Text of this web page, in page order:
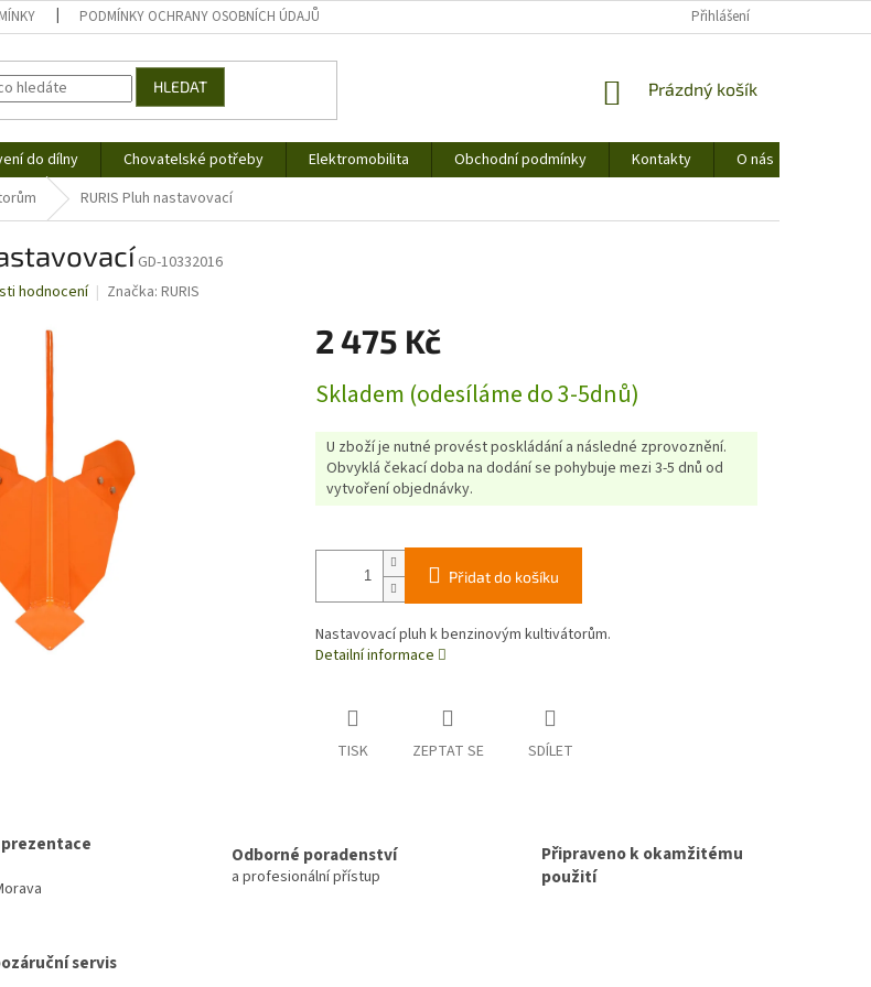
PODMÍNKY OCHRANY OSOBNÍCH ÚDAJŮ Přihlášení
HLEDAT
NÁKUPNÍ
Prázdný košík
do dílny Chovatelské potřeby Elektromobilita Obchodní podmínky Kontakty
O nás
RURIS Pluh nastavovací
GD-10332016
hodnocení Značka: RURIS
2 475 Kč
cena:
Skladem (odesíláme do 3-5dnů)
U zboží je nutné provést poskládání a následné zprovoznění.
Obvyklá čekací doba na dodání se pohybuje mezi 3-5 dnů od
vytvoření objednávky.
Přidat do košíku
Nastavovací pluh k benzinovým kultivátorům.
Detailní informace
TISK ZEPTAT SE SDÍLET
prezentace
Odborné poradenství
a profesionální přístup
Připraveno k okamžitému
použití
servis